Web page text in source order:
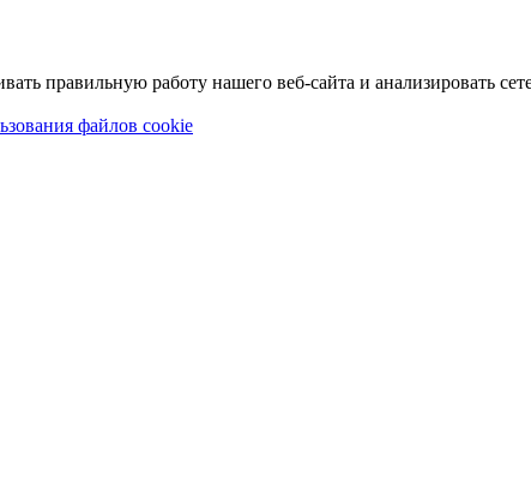
правильную работу нашего веб-сайта и анализировать
файлов cookie